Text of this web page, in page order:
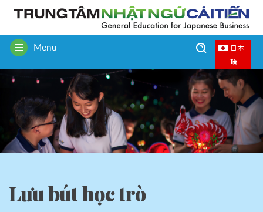
ToggleMenu
日本
語
Lưu bút học trò